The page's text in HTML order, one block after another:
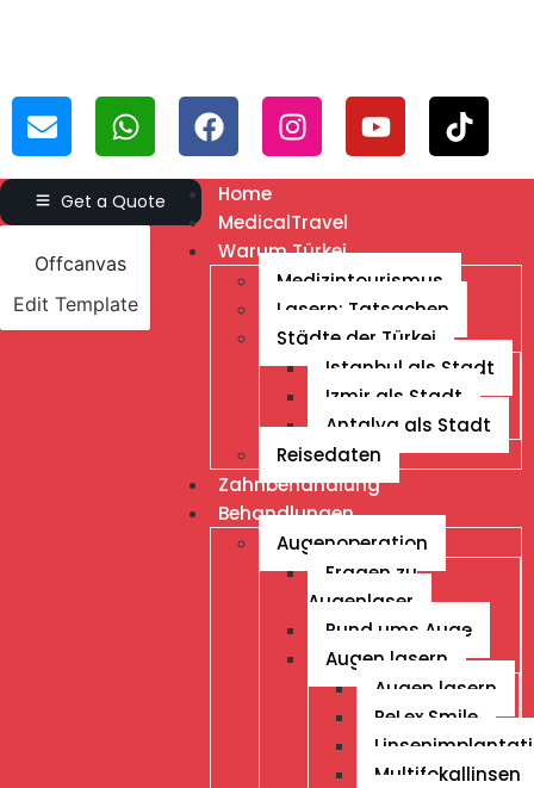
Get a Quote
Offcanvas
Edit Template
Home
MedicalTravel
Warum Türkei
Medizintourismus
Lasern: Tatsachen
Städte der Türkei
Istanbul als Stadt
Izmir als Stadt
Antalya als Stadt
Reisedaten
Zahnbehandlung
Behandlungen
Augenoperation
Fragen zu
Augenlaser
Rund ums Auge
Augen lasern
Augen lasern
ReLex Smile
Multifokallinsen